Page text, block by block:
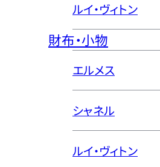
ルイ・ヴィトン
財布・小物
エルメス
シャネル
ルイ・ヴィトン